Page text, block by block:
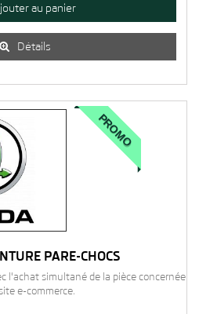
au panier
 Détails
PROMO
PARE-CHOCS
l'achat simultané de la pièce concernée
e-commerce.